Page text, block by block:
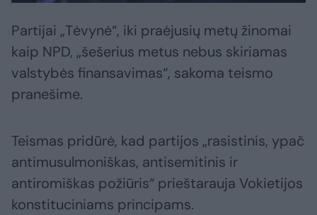
Partijai „Tėvynė“, iki praėjusių metų žinomai
kaip NPD, „šešerius metus nebus skiriamas
valstybės finansavimas“, sakoma teismo
pranešime.
Teismas pridūrė, kad partijos „rasistinis, ypač
antimusulmoniškas, antisemitinis ir
antiromiškas požiūris“ prieštarauja Vokietijos
konstituciniams principams.